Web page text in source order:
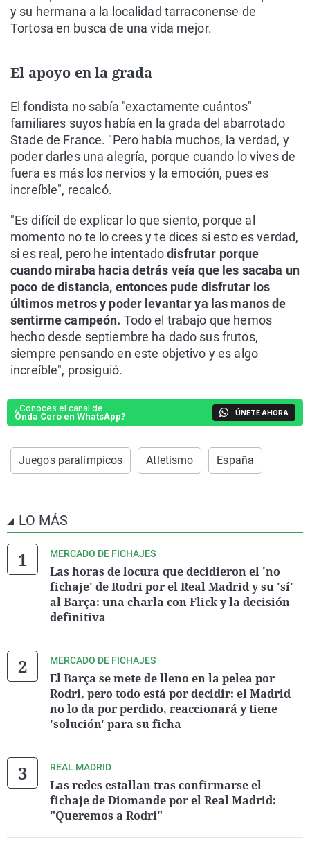
y su hermana a la localidad tarraconense de
Tortosa en busca de una vida mejor.
El apoyo en la grada
El fondista no sabía "exactamente cuántos"
familiares suyos había en la grada del abarrotado
Stade de France. "Pero había muchos, la verdad, y
poder darles una alegría, porque cuando lo vives de
fuera es más los nervios y la emoción, pues es
increíble", recalcó.
"Es difícil de explicar lo que siento, porque al
momento no te lo crees y te dices si esto es verdad,
si es real, pero he intentadodisfrutar porque
cuando miraba hacia detrás veía que les sacaba un
poco de distancia, entonces pude disfrutar los
últimos metros y poder levantar ya las manos de
sentirme campeón. Todo el trabajo que hemos
hecho desde septiembre ha dado sus frutos,
siempre pensando en este objetivo y es algo
increíble", prosiguió.
¿Conoces el canal de
Onda Cero en WhatsApp?
ÚNETE AHORA
Juegos paralímpicos Atletismo España
LO MÁS
MERCADO DE FICHAJES
Las horas de locura que decidieron el 'no
fichaje' de Rodri por el Real Madrid y su 'sí'
al Barça: una charla con Flick y la decisión
definitiva
MERCADO DE FICHAJES
El Barça se mete de lleno en la pelea por
Rodri, pero todo está por decidir: el Madrid
no lo da por perdido, reaccionará y tiene
'solución' para su ficha
REAL MADRID
Las redes estallan tras confirmarse el
fichaje de Diomande por el Real Madrid:
"Queremos a Rodri"